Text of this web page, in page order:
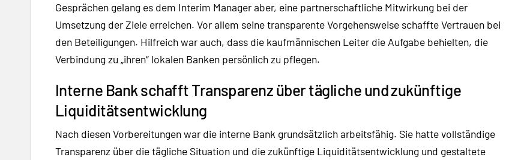
Gesprächen gelang es dem Interim Manager aber, eine partnerschaftliche Mitwirkung bei der
Umsetzung der Ziele erreichen. Vor allem seine transparente Vorgehensweise schaffte Vertrauen bei
den Beteiligungen. Hilfreich war auch, dass die kaufmännischen Leiter die Aufgabe behielten, die
Verbindung zu „ihren“ lokalen Banken persönlich zu pflegen.
Interne Bank schafft Transparenz über tägliche und zukünftige
Liquiditätsentwicklung
Nach diesen Vorbereitungen war die interne Bank grundsätzlich arbeitsfähig. Sie hatte vollständige
Transparenz über die tägliche Situation und die zukünftige Liquiditätsentwicklung und gestaltete